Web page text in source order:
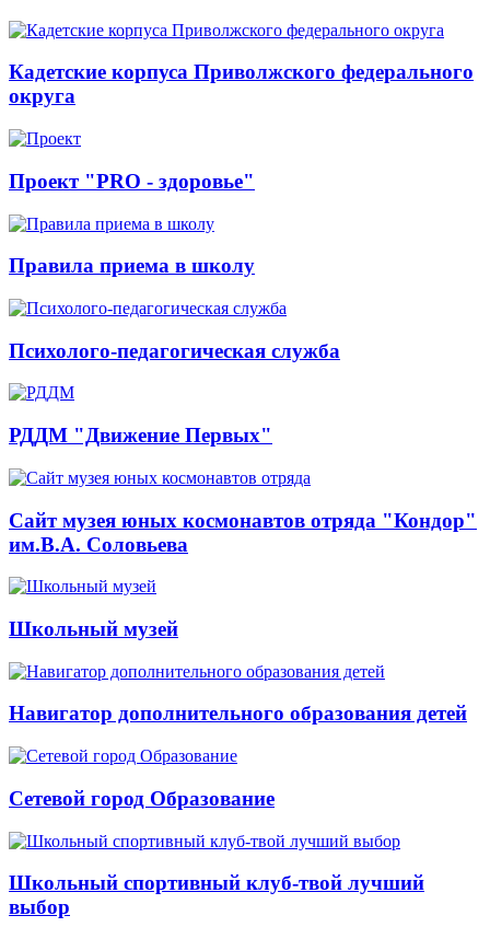
Кадетские корпуса Приволжского федерального
округа
Проект "PRO - здоровье"
Правила приема в школу
Психолого-педагогическая служба
РДДМ "Движение Первых"
Сайт музея юных космонавтов отряда "Кондор"
им.В.А. Соловьева
Школьный музей
Навигатор дополнительного образования детей
Сетевой город Образование
Школьный спортивный клуб-твой лучший
выбор